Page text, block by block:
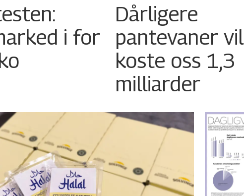
i for
Dårligere
pantevaner vil
koste oss 1,3
milliarder